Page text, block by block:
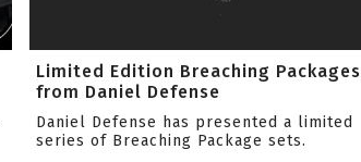
Limited Edition Breaching Packages
from Daniel Defense
Daniel Defense has presented a limited
series of Breaching Package sets.